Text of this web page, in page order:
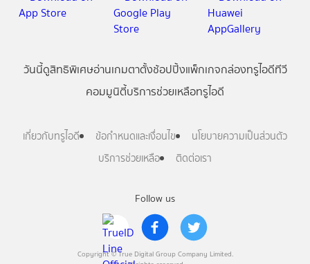
Follow us
Copyright © True Digital Group Company Limited.
วันนี้ดูสิทธิพิเศษอ่านเกมตาตั้งช้อปปิ้งแพ็กเกจกล่องทรูไอดีทีวี
คอมมูนิตี้บริการช่วยเหลือทรูไอดี
เกี่ยวกับทรูไอดี ข้อกำหนดและเงื่อนไข
นโยบายความเป็นส่วนตัว
บริการช่วยเหลือ
ติดต่อเรา